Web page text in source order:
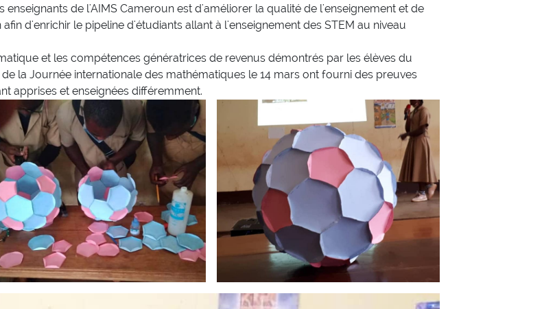
de l'AIMS Cameroun est d'améliorer la qualité de l'enseignement et de
d'enrichir le pipeline d'étudiants allant à l'enseignement des STEM au niveau
et les compétences génératrices de revenus démontrés par les élèves du
la Journée internationale des mathématiques le 14 mars ont fourni des preuves
apprises et enseignées différemment.